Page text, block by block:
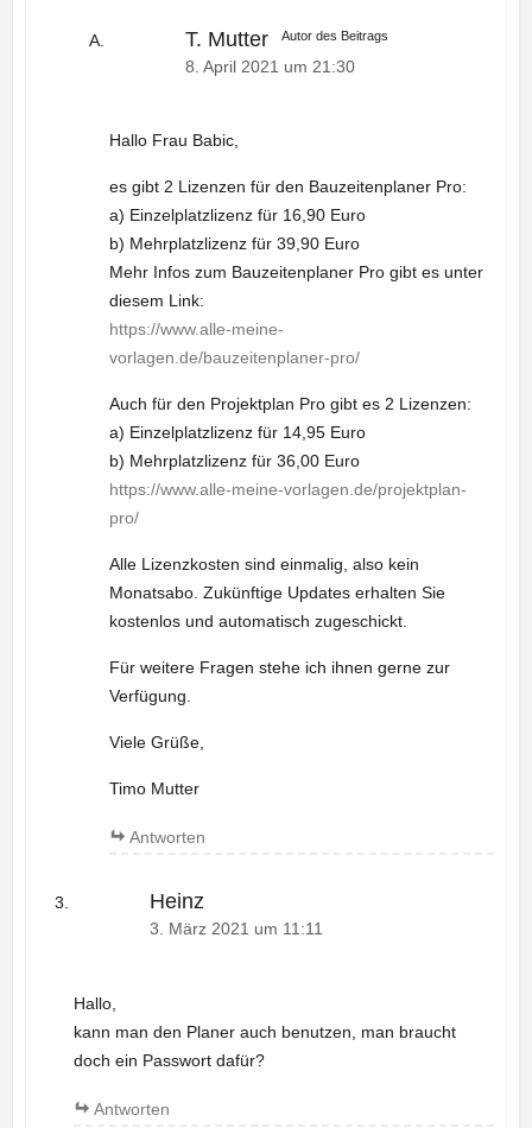
T. Mutter Autor des Beitrags
8. April 2021 um 21:30
Hallo Frau Babic,
es gibt 2 Lizenzen für den Bauzeitenplaner Pro:
a) Einzelplatzlizenz für 16,90 Euro
b) Mehrplatzlizenz für 39,90 Euro
Mehr Infos zum Bauzeitenplaner Pro gibt es unter
diesem Link:
https://www.alle-meine-
vorlagen.de/bauzeitenplaner-pro/
Auch für den Projektplan Pro gibt es 2 Lizenzen:
a) Einzelplatzlizenz für 14,95 Euro
b) Mehrplatzlizenz für 36,00 Euro
https://www.alle-meine-vorlagen.de/projektplan-
pro/
Alle Lizenzkosten sind einmalig, also kein
Monatsabo. Zukünftige Updates erhalten Sie
kostenlos und automatisch zugeschickt.
Für weitere Fragen stehe ich ihnen gerne zur
Verfügung.
Viele Grüße,
Timo Mutter
Antworten
Heinz
3. März 2021 um 11:11
Hallo,
kann man den Planer auch benutzen, man braucht
doch ein Passwort dafür?
Antworten